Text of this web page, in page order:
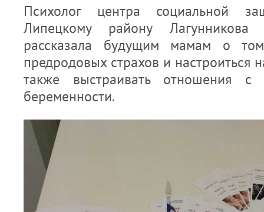
Психолог центра социальной
Липецкому району Лагунникова
рассказала будущим мамам о
предродовых страхов и
также выстраивать отношения
беременности.